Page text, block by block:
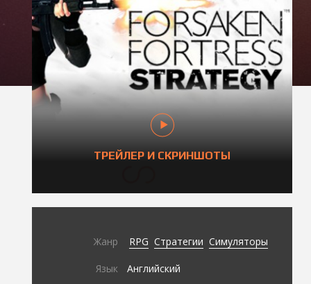
ТРЕЙЛЕР И СКРИНШОТЫ
Жанр RPG Стратегии Симуляторы
Язык Английский